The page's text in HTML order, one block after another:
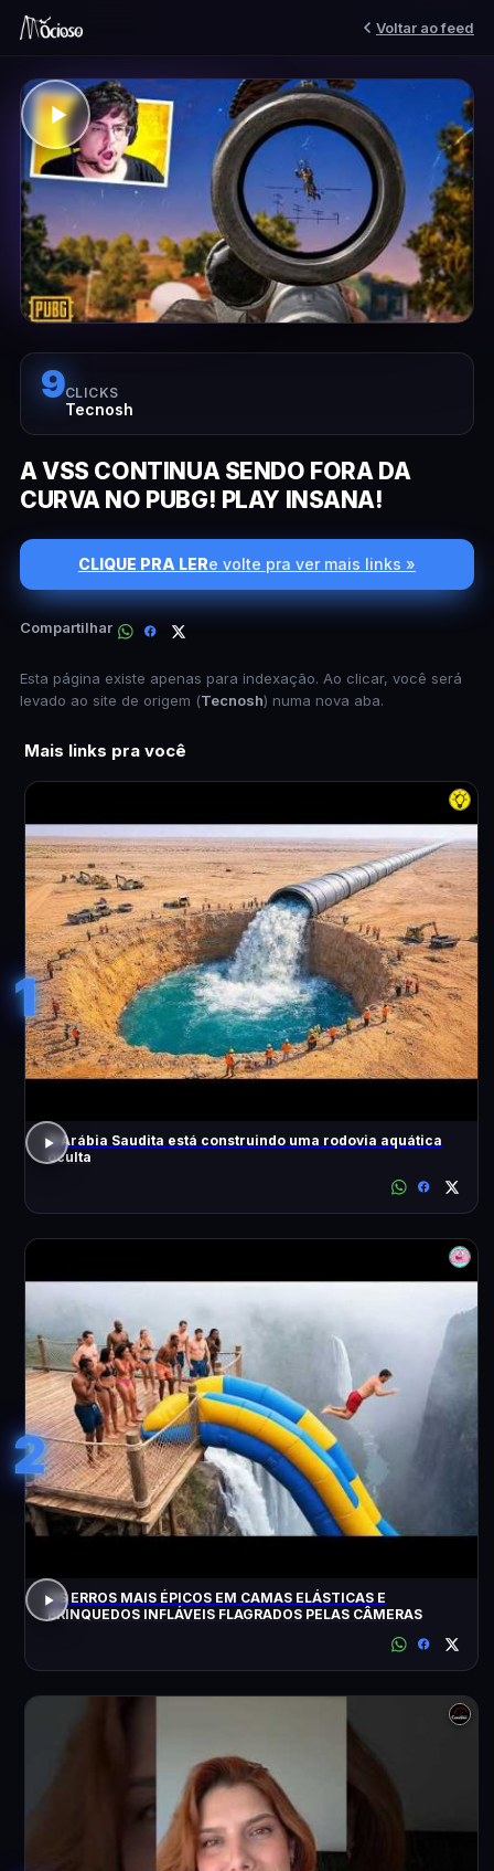
Voltar ao feed
9CLICKS
Tecnosh
A VSS CONTINUA SENDO FORA DA
CURVA NO PUBG! PLAY INSANA!
CLIQUE PRA LERe volte pra ver mais links »
Compartilhar
Esta página existe apenas para indexação. Ao clicar, você será
levado ao site de origem (Tecnosh) numa nova aba.
Mais links pra você
1
A Arábia Saudita está construindo uma rodovia aquática
oculta
2
OS ERROS MAIS ÉPICOS EM CAMAS ELÁSTICAS E
BRINQUEDOS INFLÁVEIS FLAGRADOS PELAS CÂMERAS